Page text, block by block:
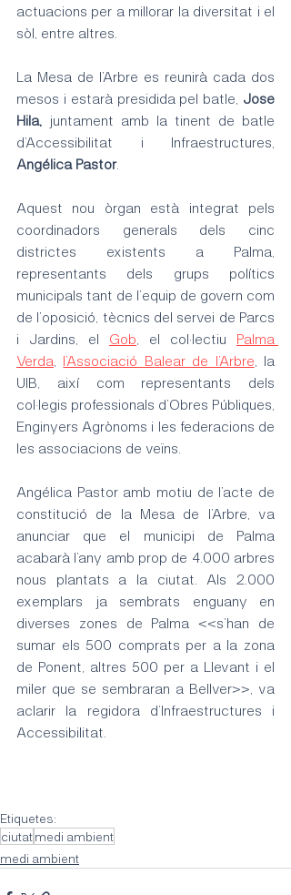
actuacions per a millorar la diversitat i el
sòl, entre altres.
La Mesa de l’Arbre es reunirà cada dos
mesos i estarà presidida pel batle, Jose
Hila,
juntament amb la tinent de batle
d’Accessibilitat i Infraestructures,
Angélica Pastor.
Aquest nou òrgan està integrat pels
coordinadors generals dels cinc
districtes existents a Palma,
representants dels grups polítics
municipals tant de l’equip de govern com
de l’oposició, tècnics del servei de Parcs
i Jardins, el Gob , el col·lectiu Palma
Verda
l’Associació Balear de l’Arbre , la
UIB, així com representants dels
col·legis professionals d’Obres Públiques,
Enginyers Agrònoms i les federacions de
les associacions de veïns.
Angélica Pastor amb motiu de l’acte de
constitució de la Mesa de l’Arbre, va
anunciar que el municipi de Palma
acabarà l’any amb prop de 4.000 arbres
nous plantats a la ciutat. Als 2.000
exemplars ja sembrats enguany en
diverses zones de Palma <<s’han de
sumar els 500 comprats per a la zona
de Ponent, altres 500 per a Llevant i el
miler que se sembraran a Bellver>>, va
aclarir la regidora d’Infraestructures i
Accessibilitat.
Etiquetes:
ciutatmedi ambient
medi ambient